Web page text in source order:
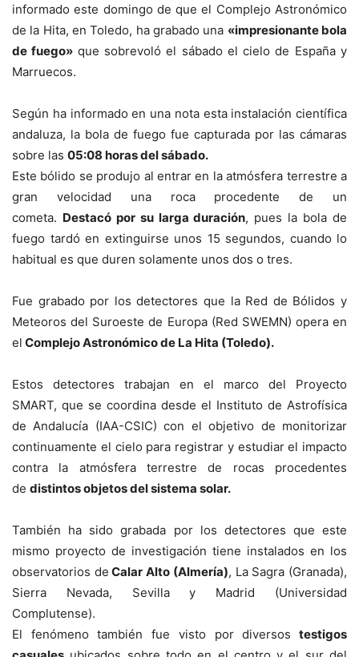
informado este domingo de que el Complejo Astronómico
de la Hita, en Toledo, ha grabado una «impresionante bola
de fuego» que sobrevoló el sábado el cielo de España y
Marruecos.
Según ha informado en una nota esta instalación científica
andaluza, la bola de fuego fue capturada por las cámaras
sobre las 05:08 horas del sábado.
Este bólido se produjo al entrar en la atmósfera terrestre a
gran velocidad una roca procedente de un
cometa. Destacó por su larga duración, pues la bola de
fuego tardó en extinguirse unos 15 segundos, cuando lo
habitual es que duren solamente unos dos o tres.
Fue grabado por los detectores que la Red de Bólidos y
Meteoros del Suroeste de Europa (Red SWEMN) opera en
el Complejo Astronómico de La Hita (Toledo).
Estos detectores trabajan en el marco del Proyecto
SMART, que se coordina desde el Instituto de Astrofísica
de Andalucía (IAA-CSIC) con el objetivo de monitorizar
continuamente el cielo para registrar y estudiar el impacto
contra la atmósfera terrestre de rocas procedentes
de distintos objetos del sistema solar.
También ha sido grabada por los detectores que este
mismo proyecto de investigación tiene instalados en los
observatorios de Calar Alto (Almería), La Sagra (Granada),
Sierra Nevada, Sevilla y Madrid (Universidad
Complutense).
El fenómeno también fue visto por diversos testigos